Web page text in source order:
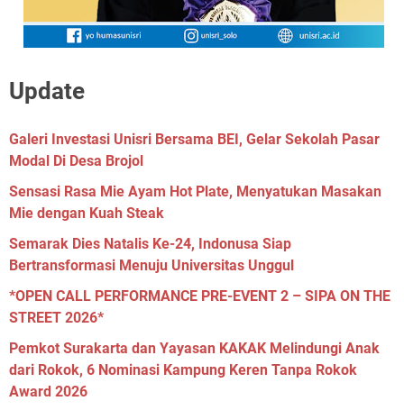
Update
Galeri Investasi Unisri Bersama BEI, Gelar Sekolah Pasar
Modal Di Desa Brojol
Sensasi Rasa Mie Ayam Hot Plate, Menyatukan Masakan
Mie dengan Kuah Steak
Semarak Dies Natalis Ke-24, Indonusa Siap
Bertransformasi Menuju Universitas Unggul
*OPEN CALL PERFORMANCE PRE-EVENT 2 – SIPA ON THE
STREET 2026*
Pemkot Surakarta dan Yayasan KAKAK Melindungi Anak
dari Rokok, 6 Nominasi Kampung Keren Tanpa Rokok
Award 2026